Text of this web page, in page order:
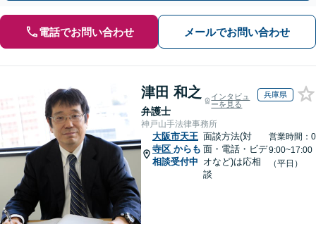
電話でお問い合わせ メールでお問い合わせ
津田 和之
弁護士
インタビュ
ーを見る
兵庫県
神戸山手法律事務所
大阪市天王
寺区 からも
相談受付中
面談方法(対
面・電話・ビデ
オなど)は応相
談
営業時間：0
9:00~17:00
（平日）